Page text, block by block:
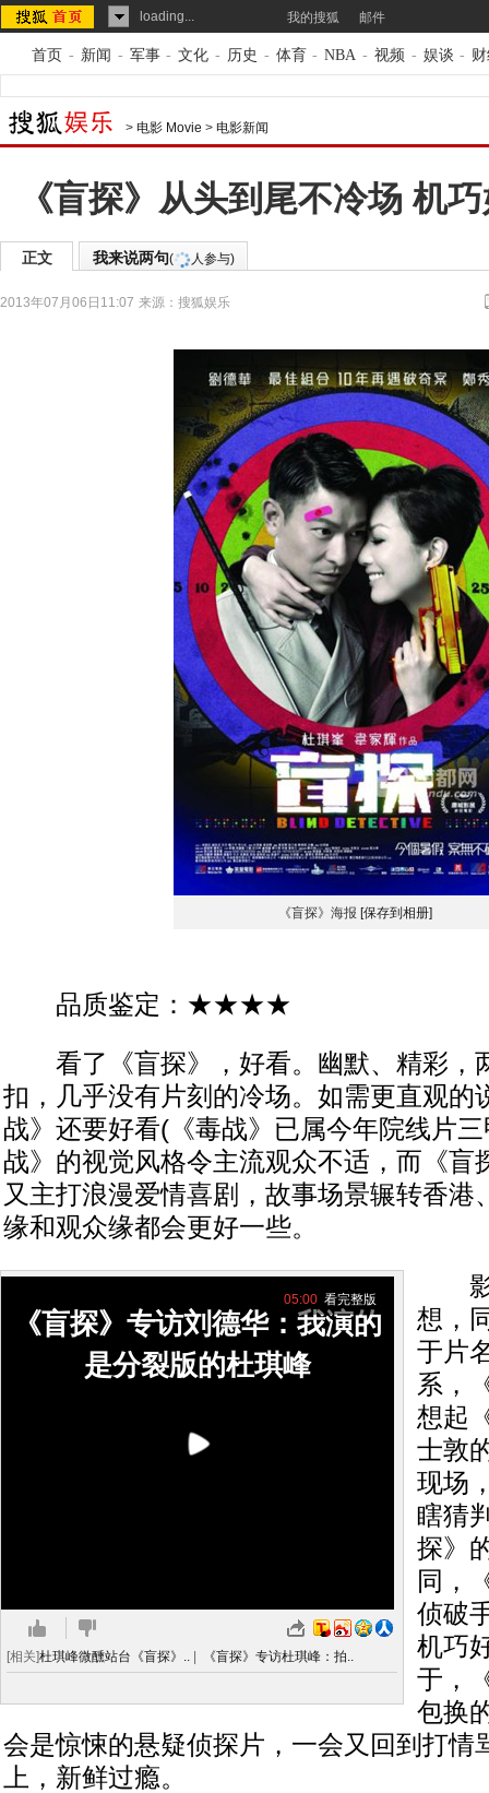
loading... 我的搜狐 邮件
首页 - 新闻 - 军事 - 文化 - 历史 - 体育 - NBA - 视频 - 娱谈 -
> 电影 Movie > 电影新闻
《盲探》从头到尾不冷场 机
正文 我来说两句( 人参与)
2013年07月06日11:07 来源： 搜狐娱乐
《盲探》海报 [保存到相册]
品质鉴定：★★★★
看了《盲探》，好看。幽默、精彩，
扣，几乎没有片刻的冷场。如需更直观的
战》还要好看(《毒战》已属今年院线片
战》的视觉风格令主流观众不适，而《盲
又主打浪漫爱情喜剧，故事场景辗转香港
缘和观众缘都会更好一些。
《盲探》专访刘德华：我演的
是分裂版的杜琪峰
05:00 看完整版
[相关]杜琪峰微醺站台《盲探》.. 《盲探》专访杜琪峰：拍..
影
想，
于片
系，
想起
士敦
现场
瞎猜
探》
同，
侦破
机巧
于，
包换
会是惊悚的悬疑侦探片，一会又回到打情
上，新鲜过瘾。